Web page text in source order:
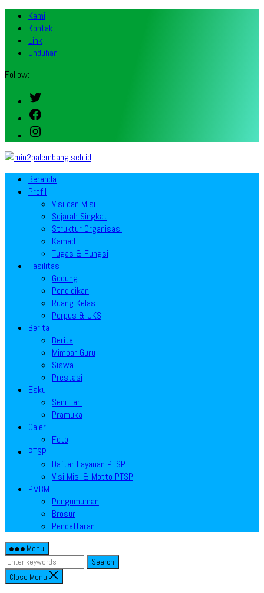
Kami
Kontak
Link
Unduhan
Follow:
Twitter
Facebook
Instagram
Beranda
Profil
Visi dan Misi
Sejarah Singkat
Struktur Organisasi
Kamad
Tugas & Fungsi
Fasilitas
Gedung
Pendidikan
Ruang Kelas
Perpus & UKS
Berita
Berita
Mimbar Guru
Siswa
Prestasi
Eskul
Seni Tari
Pramuka
Galeri
Foto
PTSP
Daftar Layanan PTSP
Visi Misi & Motto PTSP
PMBM
Pengumuman
Brosur
Pendaftaran
Menu
Search
Close Menu